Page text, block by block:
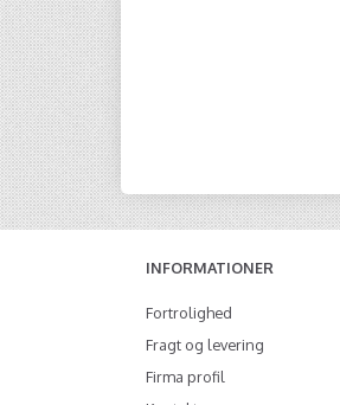
INFORMATIONER
Fortrolighed
Fragt og levering
Firma profil